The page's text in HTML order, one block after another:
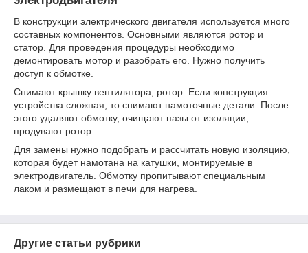
В конструкции электрического двигателя используется много
составных компонентов. Основными являются ротор и
статор. Для проведения процедуры необходимо
демонтировать мотор и разобрать его. Нужно получить
доступ к обмотке.
Снимают крышку вентилятора, ротор. Если конструкция
устройства сложная, то снимают намоточные детали. После
этого удаляют обмотку, очищают пазы от изоляции,
продувают ротор.
Для замены нужно подобрать и рассчитать новую изоляцию,
которая будет намотана на катушки, монтируемые в
электродвигатель. Обмотку пропитывают специальным
лаком и размещают в печи для нагрева.
Другие статьи рубрики